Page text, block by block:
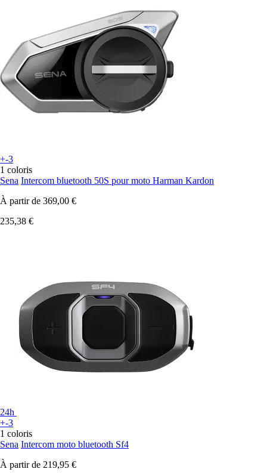
+-3
1 coloris
Sena Intercom bluetooth 50S pour moto Harman Kardon
À partir de 369,00 €
235,38 €
24h
+-3
1 coloris
Sena Intercom moto bluetooth Sf4
À partir de 219,95 €